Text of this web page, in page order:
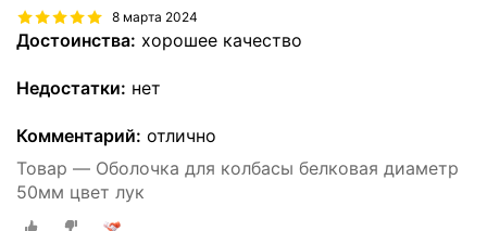
8 марта 2024
Достоинства: хорошее качество
Недостатки: нет
Комментарий: отлично
Товар — Оболочка для колбасы белковая диаметр
50мм цвет лук